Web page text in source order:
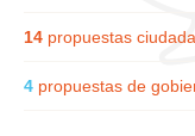
14 propuestas
4 propuestas de